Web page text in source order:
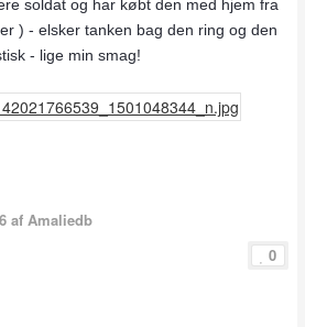
soldat og har købt den med hjem fra
) - elsker tanken bag den ring og den
- lige min smag!
af Amaliedb
0